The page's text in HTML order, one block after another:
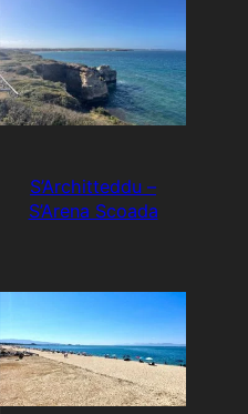
S’Architteddu –
S’Arena Scoada